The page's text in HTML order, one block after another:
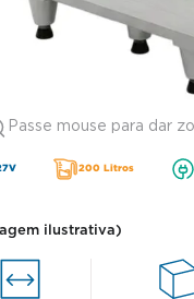
Passe mouse para dar
200 Litros
ilustrativa)